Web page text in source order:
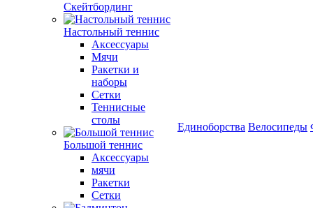
Скейтбординг
Настольный теннис
Аксессуары
Мячи
Ракетки и
наборы
Сетки
Теннисные
столы
Большой теннис
Аксессуары
мячи
Ракетки
Сетки
Единоборства Велосипеды